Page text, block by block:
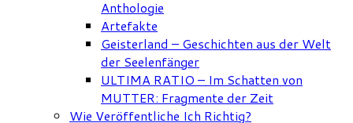
Anthologie
Artefakte
Geisterland – Geschichten aus der Welt
der Seelenfänger
ULTIMA RATIO – Im Schatten von
MUTTER: Fragmente der Zeit
Wie Veröffentliche Ich Richtig?